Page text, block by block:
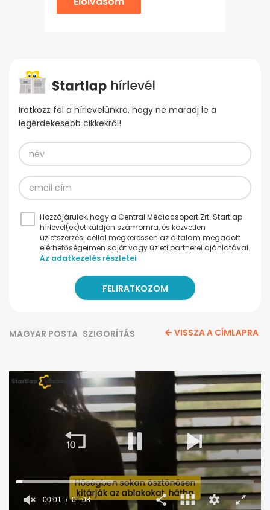
Iratkozz fel a hírlevelünkre, hogy ne maradj le a
legérdekesebb cikkekről!
Hozzájárulok, hogy a Central Médiacsoport Zrt. Startlap
hírlevel(ek)et küldjön számomra, és közvetlen
üzletszerzési céllal megkeressen az általam megadott
elérhetőségeimen saját vagy üzleti partnerei ajánlatával.
Az adatkezelés részletei
MAGYAR POSTA SZIGORÍTÁS VISSZA A CÍMLAPRA
00:02 01:08